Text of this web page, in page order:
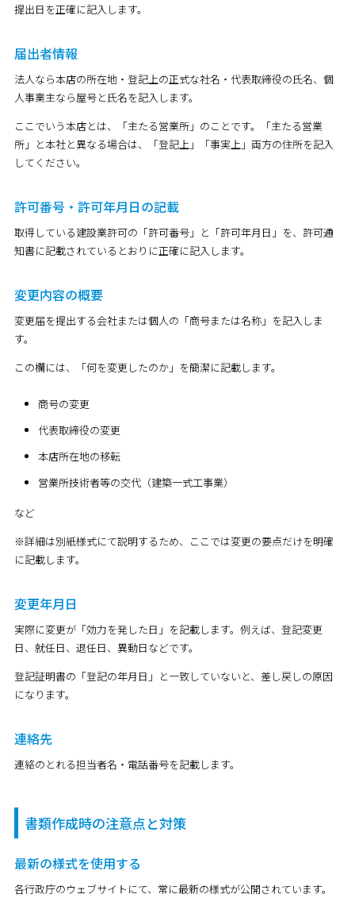
提出日を正確に記入します。
届出者情報
法人なら本店の所在地・登記上の正式な社名・代表取締役の氏名、個
人事業主なら屋号と氏名を記入します。
ここでいう本店とは、「主たる営業所」のことです。「主たる営業
所」と本社と異なる場合は、「登記上」「事実上」両方の住所を記入
してください。
許可番号・許可年月日の記載
取得している建設業許可の「許可番号」と「許可年月日」を、許可通
知書に記載されているとおりに正確に記入します。
変更内容の概要
変更届を提出する会社または個人の「商号または名称」を記入しま
す。
この欄には、「何を変更したのか」を簡潔に記載します。
商号の変更
代表取締役の変更
本店所在地の移転
営業所技術者等の交代（建築一式工事業）
など
※詳細は別紙様式にて説明するため、ここでは変更の要点だけを明確
に記載します。
変更年月日
実際に変更が「効力を発した日」を記載します。例えば、登記変更
日、就任日、退任日、異動日などです。
登記証明書の「登記の年月日」と一致していないと、差し戻しの原因
になります。
連絡先
連絡のとれる担当者名・電話番号を記載します。
書類作成時の注意点と対策
最新の様式を使用する
各行政庁のウェブサイトにて、常に最新の様式が公開されています。